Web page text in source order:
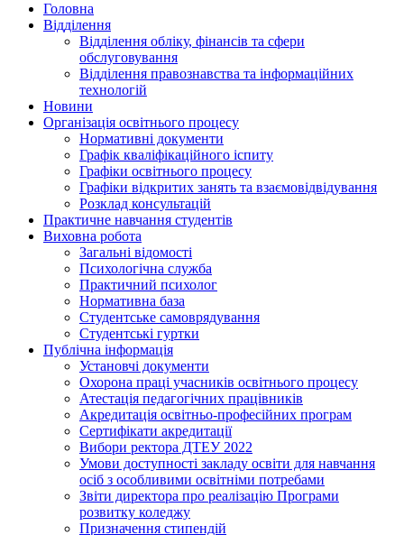
Головна
Відділення
Відділення обліку, фінансів та сфери
обслуговування
Відділення правознавства та інформаційних
технологій
Новини
Організація освітнього процесу
Нормативні документи
Графік кваліфікаційного іспиту
Графіки освітнього процесу
Графіки відкритих занять та взаємовідвідування
Розклад консультацій
Практичне навчання студентів
Виховна робота
Загальні відомості
Психологічна служба
Практичний психолог
Нормативна база
Студентське самоврядування
Студентські гуртки
Публічна інформація
Установчі документи
Охорона праці учасників освітнього процесу
Атестація педагогічних працівників
Акредитація освітньо-професійних програм
Сертифікати акредитації
Вибори ректора ДТЕУ 2022
Умови доступності закладу освіти для навчання
осіб з особливими освітніми потребами
Звіти директора про реалізацію Програми
розвитку коледжу
Призначення стипендій